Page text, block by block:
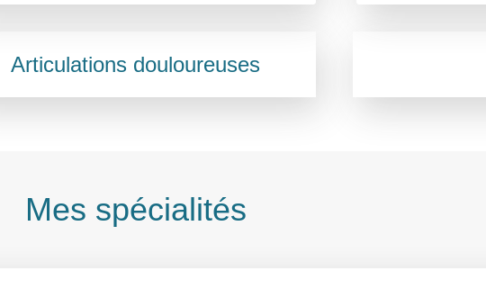
Articulations douloureuses
Mes spécialités